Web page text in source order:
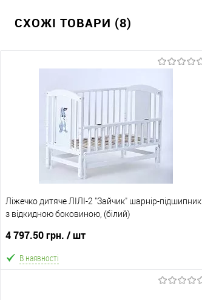
СХОЖІ ТОВАРИ (8)
Ліжечко дитяче ЛІЛІ-2 "Зайчик" шарнір-підшипник
з відкидною боковиною, (білий)
4 797.50 грн. / шт
В наявності